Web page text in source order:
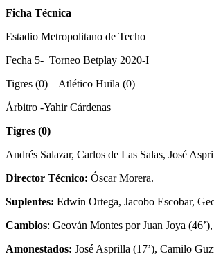
Ficha Técnica
Estadio Metropolitano de Techo
Fecha 5- Torneo Betplay 2020-I
Tigres (0) – Atlético Huila (0)
Árbitro -Yahir Cárdenas
Tigres (0)
Andrés Salazar, Carlos de Las Salas, José
Director Técnico: Óscar Morera.
Suplentes: Edwin Ortega, Jacobo Escobar,
Cambios: Geován Montes por Juan Joya
Amonestados: José Asprilla (17’), Camilo